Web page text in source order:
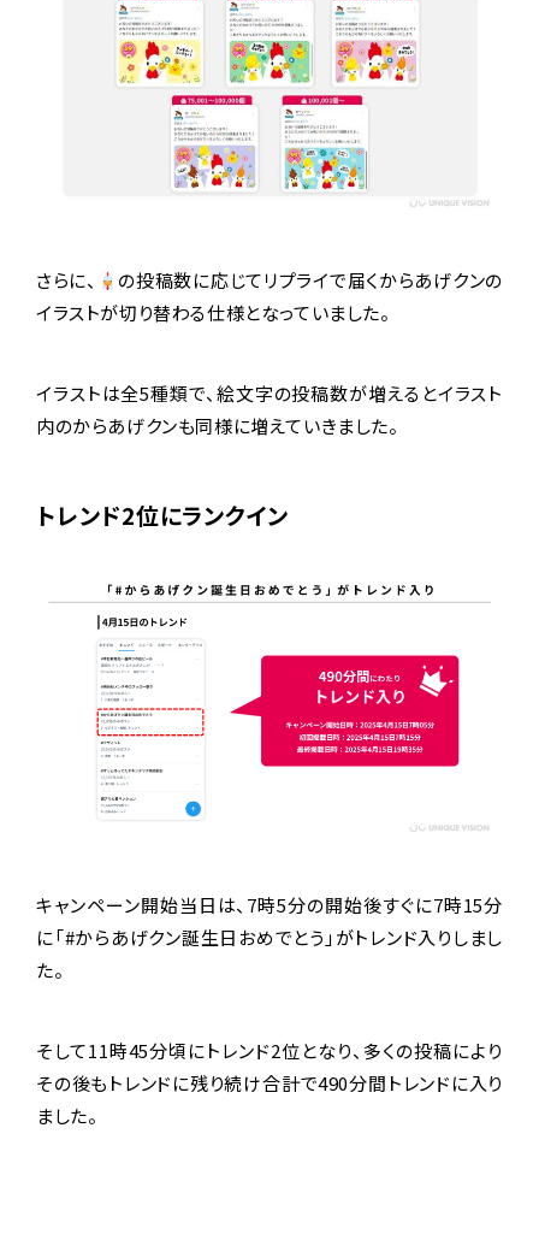
さらに、
の投稿数に応じてリプライで届くからあげクンの
イラストが切り替わる仕様となっていました。
イラストは全5種類で、絵文字の投稿数が増えるとイラスト
内のからあげクンも同様に増えていきました。
トレンド2位にランクイン
キャンペーン開始当日は、7時5分の開始後すぐに7時15分
に「#からあげクン誕生日おめでとう」がトレンド入りしまし
た。
そして11時45分頃にトレンド2位となり、多くの投稿により
その後もトレンドに残り続け合計で490分間トレンドに入り
ました。